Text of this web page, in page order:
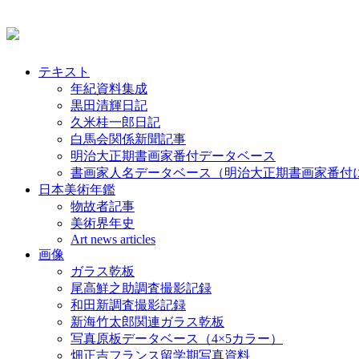
テキスト
年紀資料集成
黒田清輝日記
久米桂一郎日記
白馬会関係新聞記事
明治大正期書画家番付データベース
書画家人名データベース（明治大正期書画家番付
日本美術年鑑
物故者記事
美術界年史
Art news articles
画像
ガラス乾板
尾高鮮之助調査撮影記録
和田新調査撮影記録
新海竹太郎関連ガラス乾板
写真原板データベース（4×5カラー）
畑正吉フランス留学期写真資料